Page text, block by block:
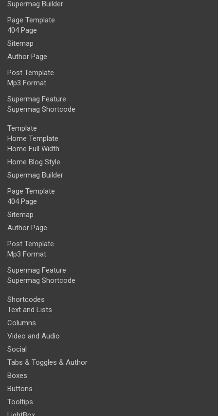
Supermag Builder
Page Template
404 Page
Sitemap
Author Page
Post Template
Mp3 Format
Supermag Feature
Supermag Shortcode
Template
Home Template
Home Full Width
Home Blog Style
Supermag Builder
Page Template
404 Page
Sitemap
Author Page
Post Template
Mp3 Format
Supermag Feature
Supermag Shortcode
Shortcodes
Text and Lists
Columns
Video and Audio
Social
Tabs & Toggles & Author
Boxes
Buttons
Tooltips